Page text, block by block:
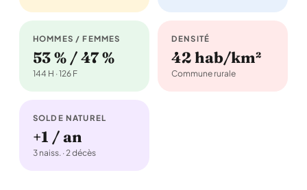
HOMMES / FEMMES
53 % / 47 %
144 H · 126 F
DENSITÉ
42 hab/km²
Commune rurale
SOLDE NATUREL
+1 / an
3 naiss. · 2 décès